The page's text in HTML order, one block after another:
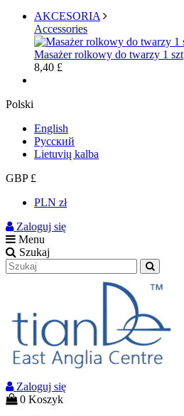
AKCESORIA
Accessories
Masażer rolkowy do twarzy 1 szt
8,40 £
Polski
English
Русский
Lietuvių kalba
GBP £
PLN zł
Zaloguj się
Menu
Szukaj
Zaloguj się
0 Koszyk